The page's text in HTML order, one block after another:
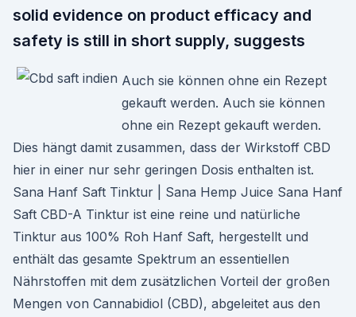
solid evidence on product efficacy and
safety is still in short supply, suggests
Auch sie können ohne ein Rezept
gekauft werden. Auch sie können
ohne ein Rezept gekauft werden.
Dies hängt damit zusammen, dass der Wirkstoff CBD
hier in einer nur sehr geringen Dosis enthalten ist.
Sana Hanf Saft Tinktur | Sana Hemp Juice Sana Hanf
Saft CBD-A Tinktur ist eine reine und natürliche
Tinktur aus 100% Roh Hanf Saft, hergestellt und
enthält das gesamte Spektrum an essentiellen
Nährstoffen mit dem zusätzlichen Vorteil der großen
Mengen von Cannabidiol (CBD), abgeleitet aus den